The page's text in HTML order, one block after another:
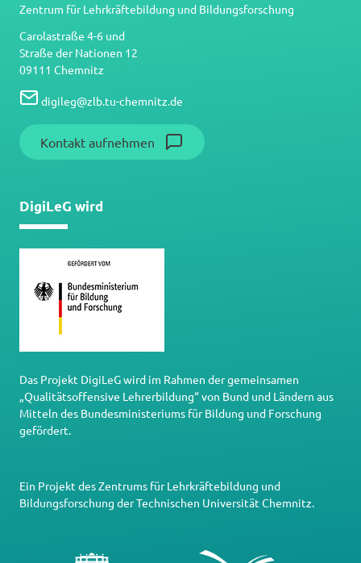
Zentrum für Lehrkräftebildung und Bildungsforschung
Carolastraße 4-6 und
Straße der Nationen 12
09111 Chemnitz
digileg@zlb.tu-chemnitz.de
Kontakt aufnehmen
DigiLeG wird
Das Projekt DigiLeG wird im Rahmen der gemeinsamen
„Qualitätsoffensive Lehrerbildung“ von Bund und Ländern aus
Mitteln des Bundesministeriums für Bildung und Forschung
gefördert.
Ein Projekt desZentrums für Lehrkräftebildung und
Bildungsforschung derTechnischen Universität Chemnitz.